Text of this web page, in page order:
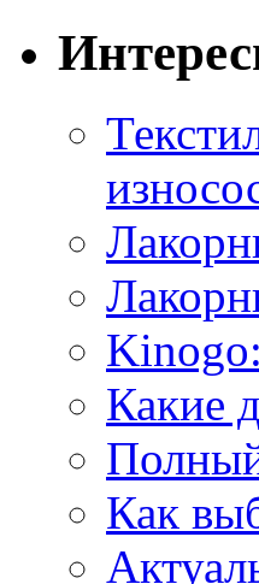
Какие
Как